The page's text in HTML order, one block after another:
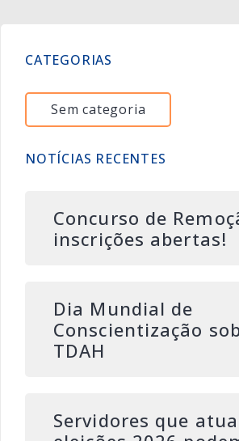
CATEGORIAS
Sem categoria
NOTÍCIAS RECENTES
Concurso de
inscrições abertas!
Dia Mundial de
Conscientização
TDAH
Servidores que